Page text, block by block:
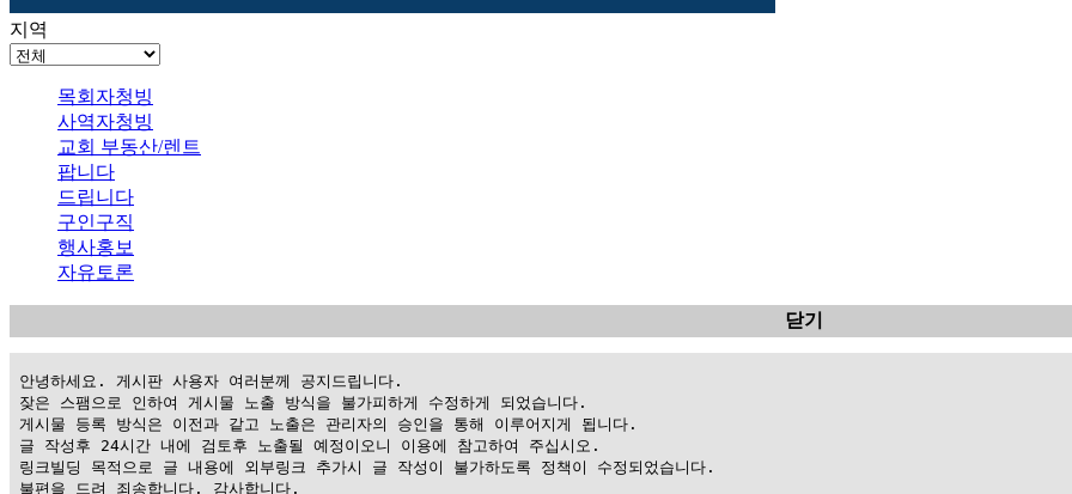
지역
목회자청빙
사역자청빙
교회 부동산/렌트
팝니다
드립니다
구인구직
행사홍보
자유토론
닫기
안녕하세요. 게시판 사용자 여러분께 공지드립니다.
잦은 스팸으로 인하여 게시물 노출 방식을 불가피하게 수정하게 되었습니다.
게시물 등록 방식은 이전과 같고 노출은 관리자의 승인을 통해 이루어지게 됩니다.
글 작성후 24시간 내에 검토후 노출될 예정이오니 이용에 참고하여 주십시오.
링크빌딩 목적으로 글 내용에 외부링크 추가시 글 작성이 불가하도록 정책이 수정되었습니다.
불편을 드려 죄송합니다. 감사합니다.